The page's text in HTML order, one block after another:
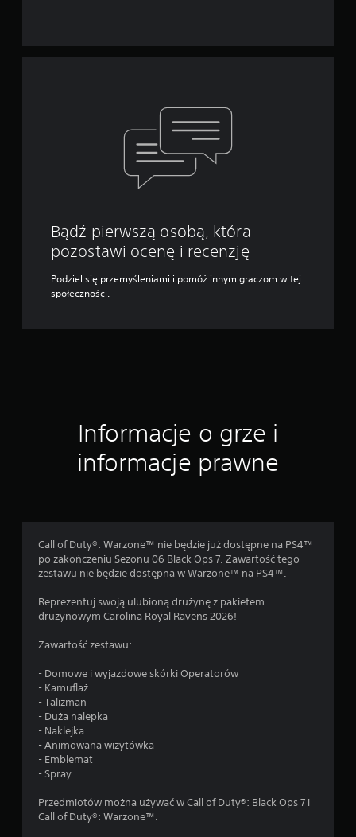
Bądź pierwszą osobą, która
pozostawi ocenę i recenzję
Podziel się przemyśleniami i pomóż innym graczom w tej
społeczności.
Informacje o grze i
informacje prawne
Call of Duty®: Warzone™ nie będzie już dostępne na PS4™
po zakończeniu Sezonu 06 Black Ops 7. Zawartość tego
zestawu nie będzie dostępna w Warzone™ na PS4™.
Reprezentuj swoją ulubioną drużynę z pakietem
drużynowym Carolina Royal Ravens 2026!
Zawartość zestawu:
- Domowe i wyjazdowe skórki Operatorów
- Kamuflaż
- Talizman
- Duża nalepka
- Naklejka
- Animowana wizytówka
- Emblemat
- Spray
Przedmiotów można używać w Call of Duty®: Black Ops 7 i
Call of Duty®: Warzone™.